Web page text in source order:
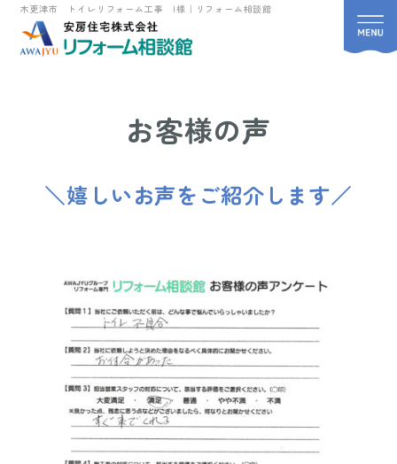
木更津市 トイレリフォーム工事 I様｜リフォーム相談館
お客様の声
＼嬉しいお声をご紹介します／